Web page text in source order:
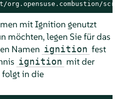
org.opensuse.combustion/
mit Ignition genutzt
möchten, legen Sie für das
Namen ignition fest
ignition mit der
folgt in die